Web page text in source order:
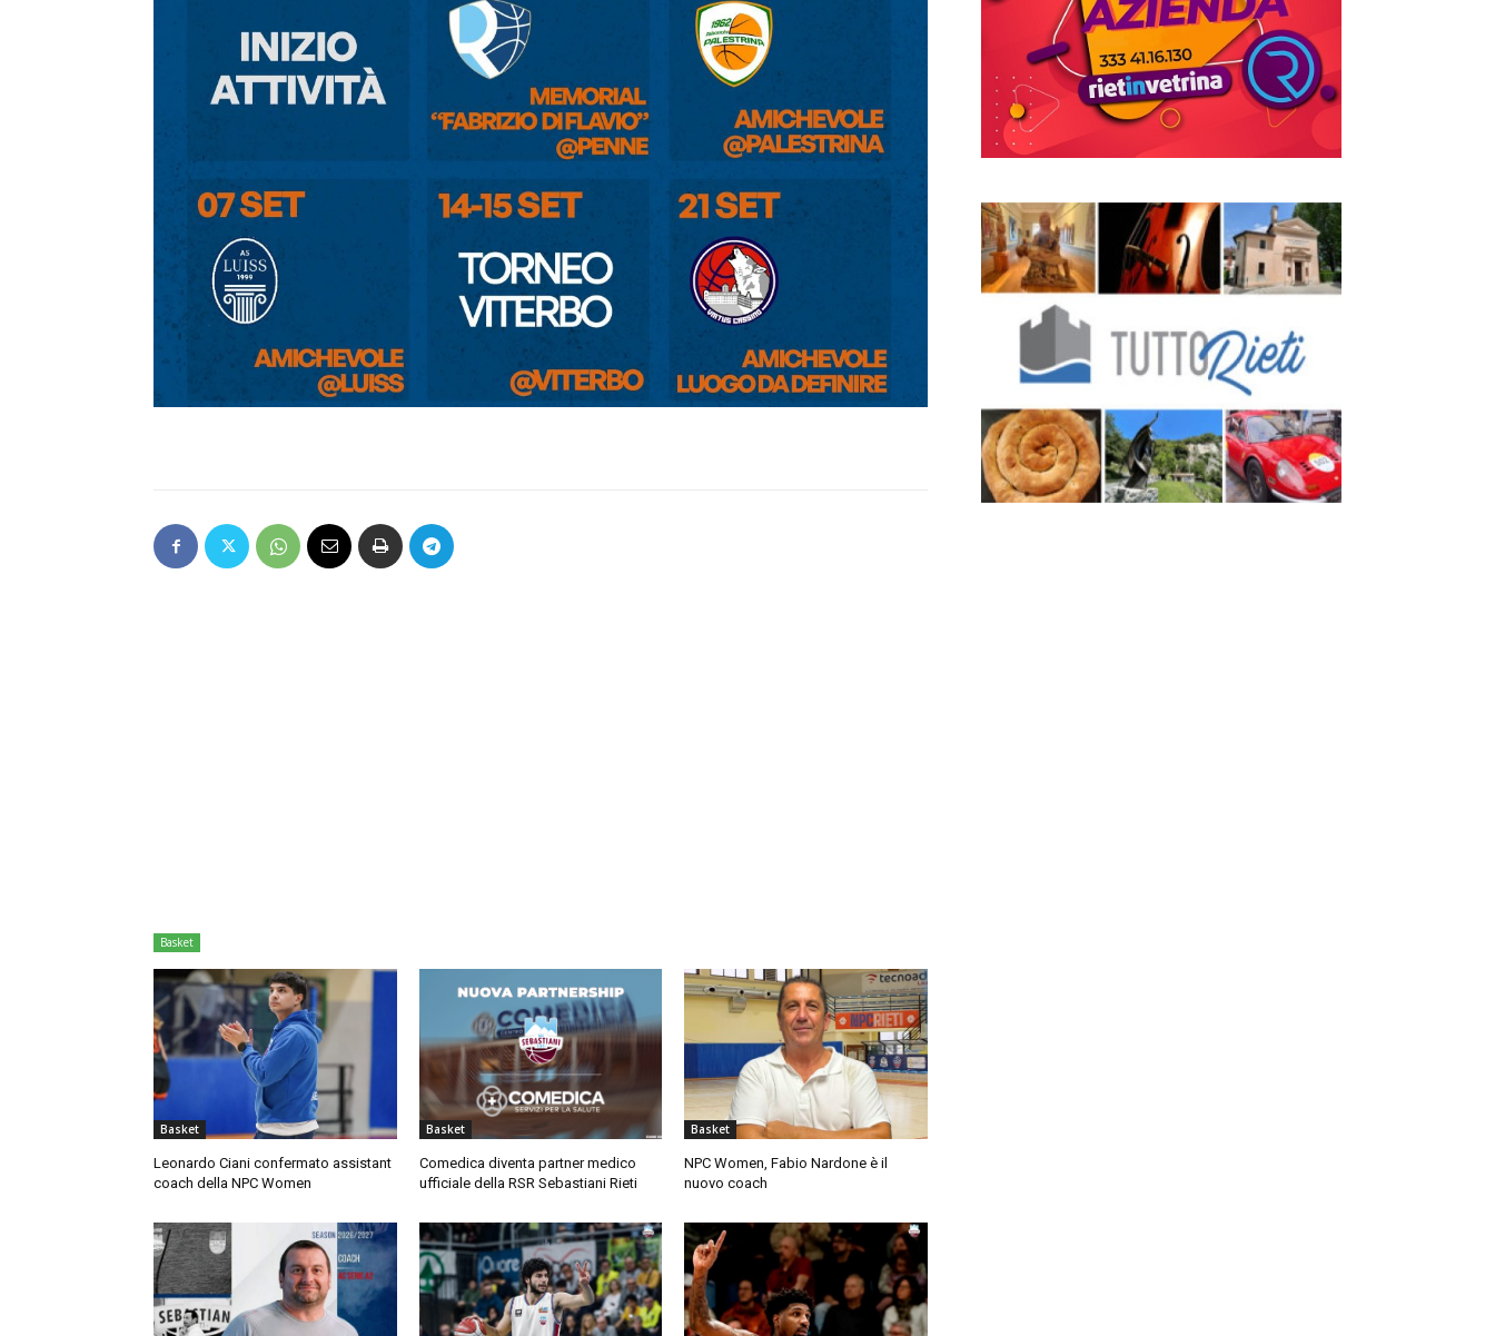
Basket
Basket
Leonardo Ciani confermato assistant
coach della NPC Women
Basket
Comedica diventa partner medico
ufficiale della RSR Sebastiani Rieti
Basket
NPC Women, Fabio Nardone è il
nuovo coach